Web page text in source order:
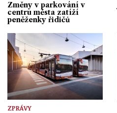
Změny v parkování v
centru města zatíží
peněženky řidičů
ZPRÁVY